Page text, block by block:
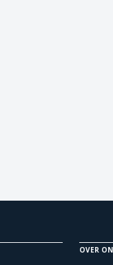
OVER